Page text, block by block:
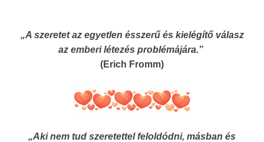
„A szeretet az egyetlen ésszerű és kielégítő válasz
az emberi létezés problémájára.”
(Erich Fromm)
„Aki nem tud szeretettel feloldódni, másban és